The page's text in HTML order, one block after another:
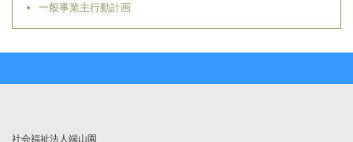
一般事業主行動計画
社会福祉法人端山園